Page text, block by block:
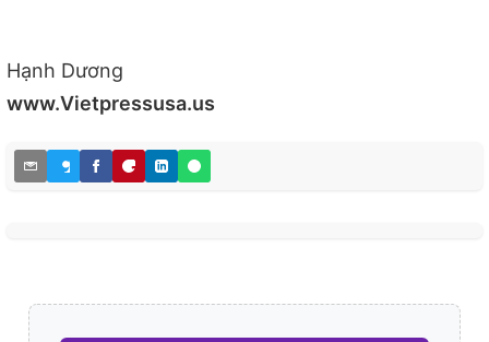
Hạnh Dương
www.Vietpressusa.us